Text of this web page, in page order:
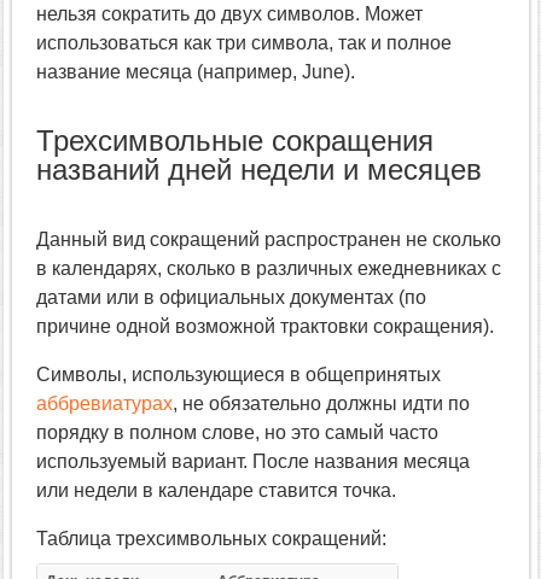
нельзя сократить до двух символов. Может
использоваться как три символа, так и полное
название месяца (например, June).
Трехсимвольные сокращения
названий дней недели и месяцев
Данный вид сокращений распространен не сколько
в календарях, сколько в различных ежедневниках с
датами или в официальных документах (по
причине одной возможной трактовки сокращения).
Символы, использующиеся в общепринятых
аббревиатурах, не обязательно должны идти по
порядку в полном слове, но это самый часто
используемый вариант. После названия месяца
или недели в календаре ставится точка.
Таблица трехсимвольных сокращений: